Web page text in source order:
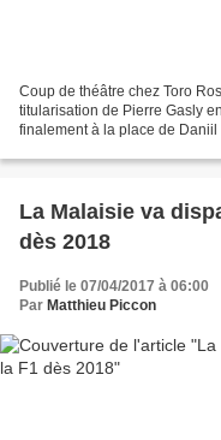
Coup de théâtre chez Toro
titularisation de Pierre Gasly
finalement à la place de
La Malaisie va
dès 2018
Publié le 07/04/2017 à 06:00
Par Matthieu Piccon